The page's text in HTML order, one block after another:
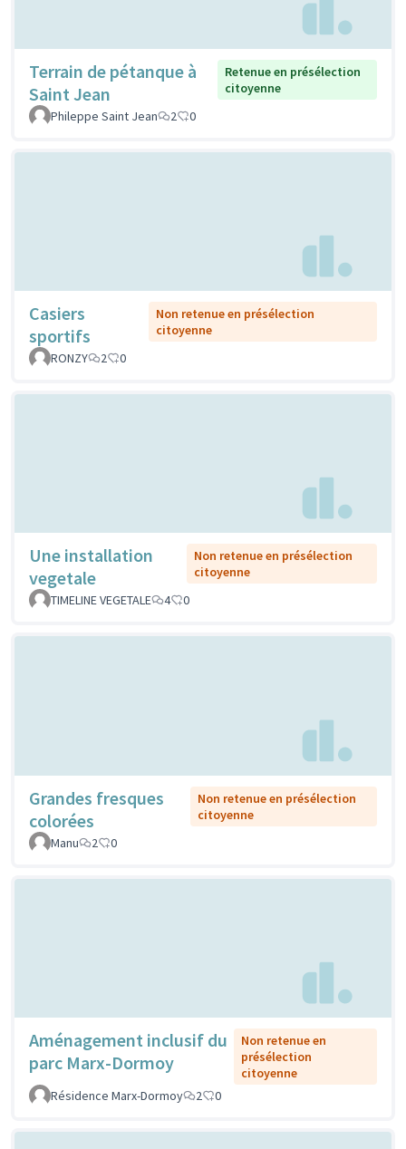
Terrain de pétanque à
Saint Jean
Retenue en présélection
citoyenne
Phileppe Saint Jean
2 0
Casiers
sportifs
Non retenue en présélection
citoyenne
RONZY
2 0
Une installation
vegetale
Non retenue en présélection
citoyenne
TIMELINE VEGETALE
4 0
Grandes fresques
colorées
Non retenue en présélection
citoyenne
Manu
2 0
Aménagement inclusif du
parc Marx-Dormoy
Non retenue en
présélection
citoyenne
Résidence Marx-Dormoy
2 0